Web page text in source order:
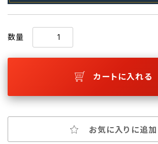
数量
カートに入れる
お気に入りに追加